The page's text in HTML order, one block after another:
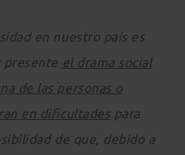
en nuestro país es
presente el drama social
de las personas o
en dificultadespara
de que, debido a